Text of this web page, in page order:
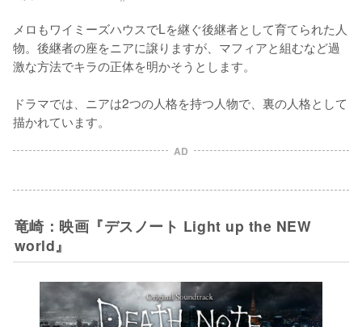
メロもワイミーズハウスでLを継ぐ後継者として育てられた人
物。後継者の座をニアに譲りますが、マフィアと組むなど過
激な方法でキラの正体を明かそうとします。
ドラマでは、ニアは2つの人格を持つ人物で、裏の人格として
描かれています。
AD
竜崎：映画『デスノート Light up the NEW
world』